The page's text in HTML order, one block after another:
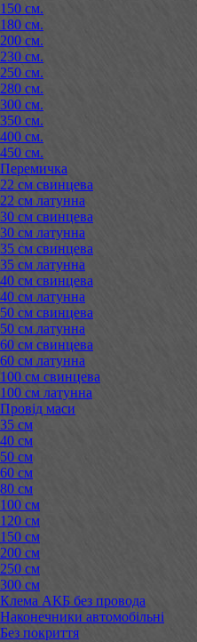
150 см.
180 см.
200 см.
230 см.
250 см.
280 см.
300 см.
350 см.
400 см.
450 см.
Перемичка
22 см свинцева
22 см латунна
30 см свинцева
30 см латунна
35 см свинцева
35 см латунна
40 см свинцева
40 см латунна
50 см свинцева
50 см латунна
60 см свинцева
60 см латунна
100 см свинцева
100 см латунна
Провід маси
35 см
40 см
50 см
60 см
80 см
100 см
120 см
150 см
200 см
250 см
300 см
Клема АКБ без провода
Наконечники автомобільні
Без покриття